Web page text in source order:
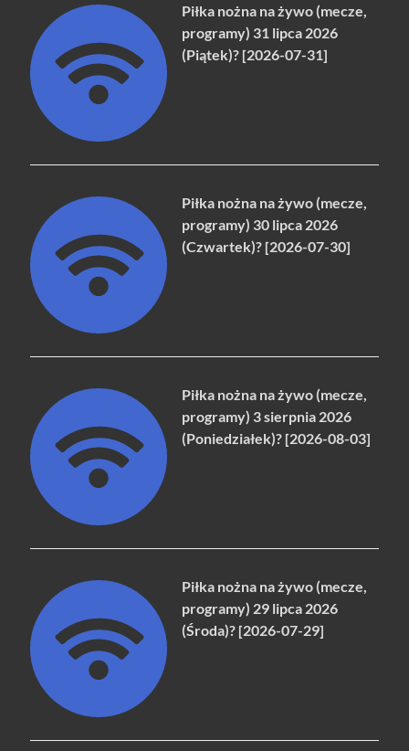
Piłka nożna na żywo (mecze,
programy) 31 lipca 2026
(Piątek)? [2026-07-31]
Piłka nożna na żywo (mecze,
programy) 30 lipca 2026
(Czwartek)? [2026-07-30]
Piłka nożna na żywo (mecze,
programy) 3 sierpnia 2026
(Poniedziałek)? [2026-08-03]
Piłka nożna na żywo (mecze,
programy) 29 lipca 2026
(Środa)? [2026-07-29]